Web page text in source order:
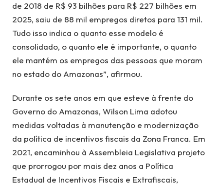
de 2018 de R$ 93 bilhões para R$ 227 bilhões em
2025, saiu de 88 mil empregos diretos para 131 mil.
Tudo isso indica o quanto esse modelo é
consolidado, o quanto ele é importante, o quanto
ele mantém os empregos das pessoas que moram
no estado do Amazonas”, afirmou.
Durante os sete anos em que esteve à frente do
Governo do Amazonas, Wilson Lima adotou
medidas voltadas à manutenção e modernização
da política de incentivos fiscais da Zona Franca. Em
2021, encaminhou à Assembleia Legislativa projeto
que prorrogou por mais dez anos a Política
Estadual de Incentivos Fiscais e Extrafiscais,